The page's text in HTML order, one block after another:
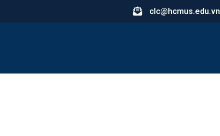
clc@hcmus.edu.vn